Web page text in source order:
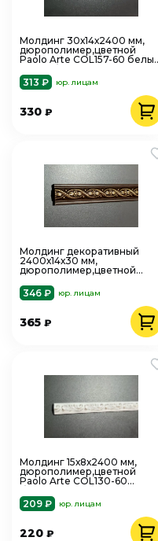
Молдинг 30х14х2400 мм,
дюрополимер,цветной
Paolo Arte COL157-60
313 ₽
юр. лицам
330 ₽
Молдинг декоративный
2400х14х30 мм,
дюрополимер,цветной
346 ₽
юр. лицам
365 ₽
Молдинг 15х8х2400 мм,
дюрополимер,цветной
Paolo Arte COL130-60
209 ₽
юр. лицам
220 ₽